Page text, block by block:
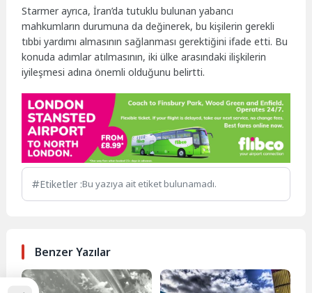
Starmer ayrıca, İran’da tutuklu bulunan yabancı
mahkumların durumuna da değinerek, bu kişilerin gerekli
tıbbi yardımı almasının sağlanması gerektiğini ifade etti. Bu
konuda adımlar atılmasının, iki ülke arasındaki ilişkilerin
iyileşmesi adına önemli olduğunu belirtti.
Etiketler :Bu yazıya ait etiket bulunamadı.
Benzer Yazılar